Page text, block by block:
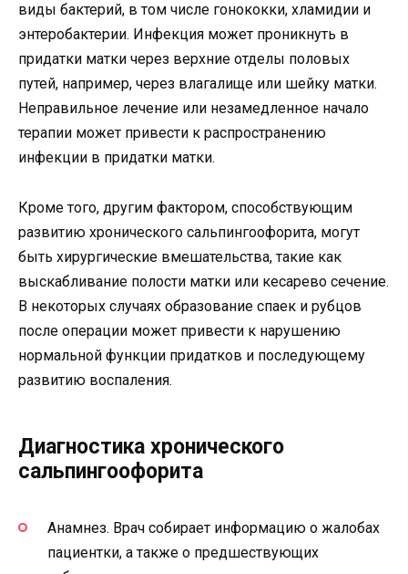
виды бактерий, в том числе гонококки, хламидии и
энтеробактерии. Инфекция может проникнуть в
придатки матки через верхние отделы половых
путей, например, через влагалище или шейку матки.
Неправильное лечение или незамедленное начало
терапии может привести к распространению
инфекции в придатки матки.
Кроме того, другим фактором, способствующим
развитию хронического сальпингоофорита, могут
быть хирургические вмешательства, такие как
выскабливание полости матки или кесарево сечение.
В некоторых случаях образование спаек и рубцов
после операции может привести к нарушению
нормальной функции придатков и последующему
развитию воспаления.
Диагностика хронического
сальпингоофорита
Анамнез. Врач собирает информацию о жалобах
пациентки, а также о предшествующих